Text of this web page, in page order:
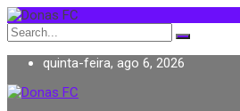
Search
for:
quinta-feira, ago 6, 2026